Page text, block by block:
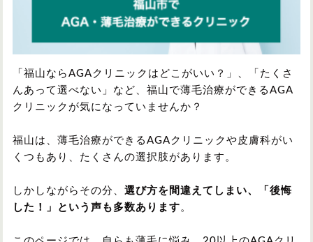
「福山ならAGAクリニックはどこがいい？」、「たくさ
んあって選べない」など、福山で薄毛治療ができるAGA
クリニックが気になっていませんか？
福山は、薄毛治療ができるAGAクリニックや皮膚科がい
くつもあり、たくさんの選択肢があります。
しかしながらその分、 選び方を間違えてしまい、「後悔
した！」という声も多数あります 。
対策・アイテムから記事を探す